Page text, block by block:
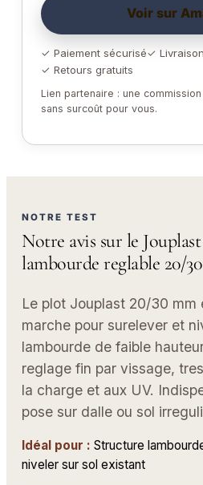
Voir sur
✓ Paiement sécurisé✓
✓ Retours gratuits
Lien partenaire : une
sans surcoût pour vous.
NOTRE TEST
Notre avis sur le
lambourde reglable 20/
Le plot Jouplast 20/30 mm
marche pour surelever et
lambourde de faible
reglage fin par vissage,
la charge et aux UV.
pose sur dalle ou sol
Idéal pour : Structure
niveler sur sol existant